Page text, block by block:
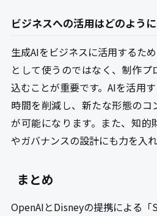
ビジネスへの活用はどのよう
生成AIをビジネスに活用するた
として使うのではなく、制作
込むことが重要です。AIを活用
時間を削減し、新たな形態のコ
が可能になります。また、知的
やガバナンスの設計にも力を入
まとめ
OpenAIとDisneyの提携による「